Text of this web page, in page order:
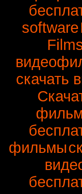
software
скачать
фильмы